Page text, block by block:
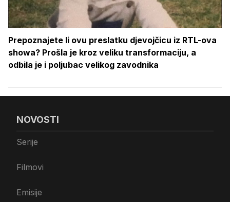
Prepoznajete li ovu preslatku djevojčicu iz RTL-ova
showa? Prošla je kroz veliku transformaciju, a
odbila je i poljubac velikog zavodnika
NOVOSTI
Serije
Filmovi
Emisije